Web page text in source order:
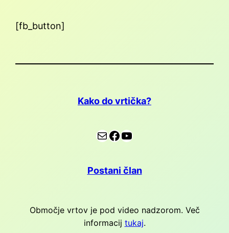
[fb_button]
Kako do vrtička?
E-pošta Facebook YouTube
Postani član
Območje vrtov je pod video nadzorom. Več
informacij tukaj.